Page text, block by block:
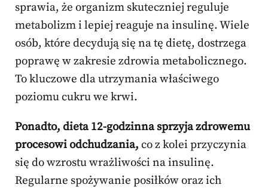
sprawia, że organizm skuteczniej reguluje
metabolizm i lepiej reaguje na insulinę. Wiele
osób, które decydują się na tę dietę, dostrzega
poprawę w zakresie zdrowia metabolicznego.
To kluczowe dla utrzymania właściwego
poziomu cukru we krwi.
Ponadto, dieta 12-godzinna sprzyja zdrowemu
procesowi odchudzania, co z kolei przyczynia
się do wzrostu wrażliwości na insulinę.
Regularne spożywanie posiłków oraz ich